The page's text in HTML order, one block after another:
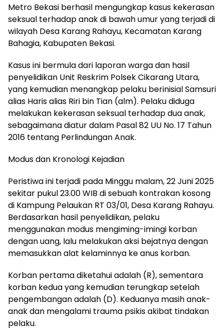
Metro Bekasi berhasil mengungkap kasus kekerasan
seksual terhadap anak di bawah umur yang terjadi di
wilayah Desa Karang Rahayu, Kecamatan Karang
Bahagia, Kabupaten Bekasi.
Kasus ini bermula dari laporan warga dan hasil
penyelidikan Unit Reskrim Polsek Cikarang Utara,
yang kemudian menangkap pelaku berinisial Samsuri
alias Haris alias Riri bin Tian (alm). Pelaku diduga
melakukan kekerasan seksual terhadap dua anak,
sebagaimana diatur dalam Pasal 82 UU No. 17 Tahun
2016 tentang Perlindungan Anak.
Modus dan Kronologi Kejadian
Peristiwa ini terjadi pada Minggu malam, 22 Juni 2025
sekitar pukul 23.00 WIB di sebuah kontrakan kosong
di Kampung Pelaukan RT 03/01, Desa Karang Rahayu.
Berdasarkan hasil penyelidikan, pelaku
menggunakan modus mengiming-imingi korban
dengan uang, lalu melakukan aksi bejatnya dengan
memasukkan alat kelaminnya ke anus korban.
Korban pertama diketahui adalah (R), sementara
korban kedua yang kemudian terungkap setelah
pengembangan adalah (D). Keduanya masih anak-
anak dan mengalami trauma psikis akibat tindakan
pelaku.